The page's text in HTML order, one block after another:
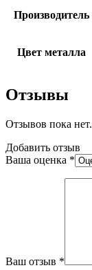
Производитель
Цвет металла
Отзывы
Отзывов пока нет.
Добавить отзыв
Ваша оценка *
Ваш отзыв *